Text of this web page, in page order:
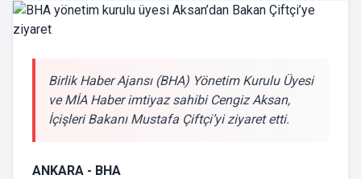
Birlik Haber Ajansı (BHA) Yönetim Kurulu Üyesi
ve MİA Haber imtiyaz sahibi Cengiz Aksan,
İçişleri Bakanı Mustafa Çiftçi’yi ziyaret etti.
ANKARA - BHA